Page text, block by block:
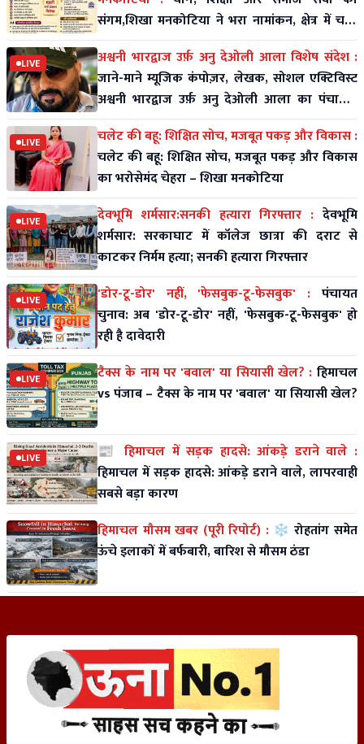
संगम,शिखा मनकोटिया ने भरा नामांकन, क्षेत्र में चर्चा
तेज
LIVE
अश्वनी भारद्वाज उर्फ़ अनु देओली आला विशेष संदेश :
जाने-माने म्यूजिक कंपोज़र, लेखक, सोशल एक्टिविस्ट
अश्वनी भारद्वाज उर्फ़ अनु देओली आला का पंचायती
राज पर विशे
LIVE
चलेट की बहू: शिक्षित सोच, मजबूत पकड़ और विकास :
चलेट की बहू: शिक्षित सोच, मजबूत पकड़ और विकास
का भरोसेमंद चेहरा – शिखा मनकोटिया
LIVE देवभूमि शर्मसार:सनकी हत्यारा गिरफ्तार : देवभूमि
शर्मसार: सरकाघाट में कॉलेज छात्रा की दराट से
काटकर निर्मम हत्या; सनकी हत्यारा गिरफ्तार
LIVE 'डोर-टू-डोर' नहीं, 'फेसबुक-टू-फेसबुक' : पंचायत
चुनाव: अब 'डोर-टू-डोर' नहीं, 'फेसबुक-टू-फेसबुक' हो
रही है दावेदारी
LIVE टैक्स के नाम पर 'बवाल' या सियासी खेल? : हिमाचल
vs पंजाब – टैक्स के नाम पर 'बवाल' या सियासी खेल?
LIVE
📰 हिमाचल में सड़क हादसे: आंकड़े डराने वाले :
हिमाचल में सड़क हादसे: आंकड़े डराने वाले, लापरवाही
सबसे बड़ा कारण
हिमाचल मौसम खबर (पूरी रिपोर्ट) : ❄️ रोहतांग समेत
ऊंचे इलाकों में बर्फबारी, बारिश से मौसम ठंडा